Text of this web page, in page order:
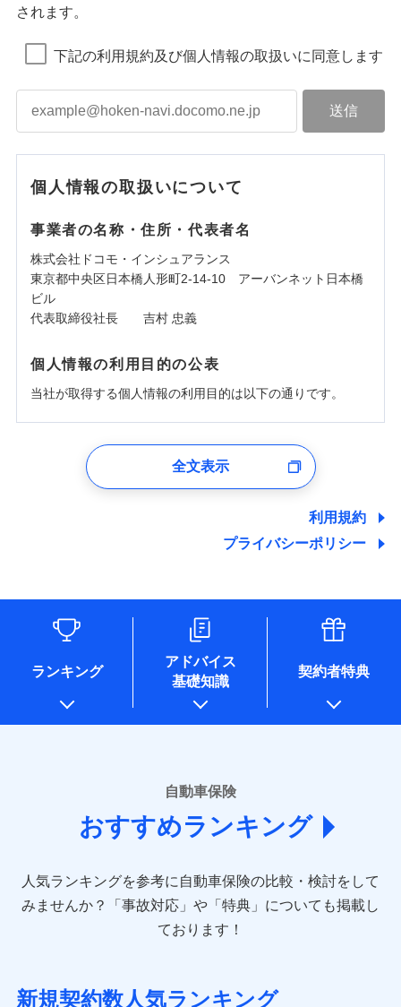
されます。
下記の利用規約及び個人情報の取扱いに同意します
個人情報の取扱いについて
事業者の名称・住所・代表者名
株式会社ドコモ・インシュアランス
東京都中央区日本橋人形町2-14-10 アーバンネット日本橋
ビル
代表取締役社長 吉村 忠義
個人情報の利用目的の公表
当社が取得する個人情報の利用目的は以下の通りです。
ユーザー登録受付および、管理のため
しくは委託を受けている保険会社・提携会社の保険その他に
関する情報を提供し、金融商品等の契約を勧奨するため、ま
た維持管理等の委託業務遂行のため、またそれらに付帯、関
情報を取引のある他の保険会社の商品・サービスをご提案す
るために利用させていただくことがあります。）
各種セミナーの開催のため
コンサルティングサービスの実施のため
アンケートやキャンペーン等の実施のため
上記に係る案内・手続き・管理等付帯業務を行うため
* 当社が委託を受けている保険会社の情報は、保険会社のホ
ームページに掲載しておりますので、ご確認ください。
あいおいニッセイ同和損害保険株式会社
(https://www.aioinissaydowa.co.jp/)
アクサ損害保険株式会社 (https://www.axa-
direct.co.jp/)
sompo.co.jp/)
東京海上ダイレクト損害保険株式会社 (https://www.e-
AIG損害保険株式会社 (https://www.aig.co.jp/sonpo)
ジェイアイ傷害火災保険株式会社
全文表示
利用規約
プライバシーポリシー
ランキング
アドバイス
基礎知識
契約者特典
自動車保険
おすすめランキング
人気ランキングを参考に自動車保険の比較・検討をして
みませんか？
「事故対応」や「特典」についても掲載し
ております！
新規契約数人気ランキング